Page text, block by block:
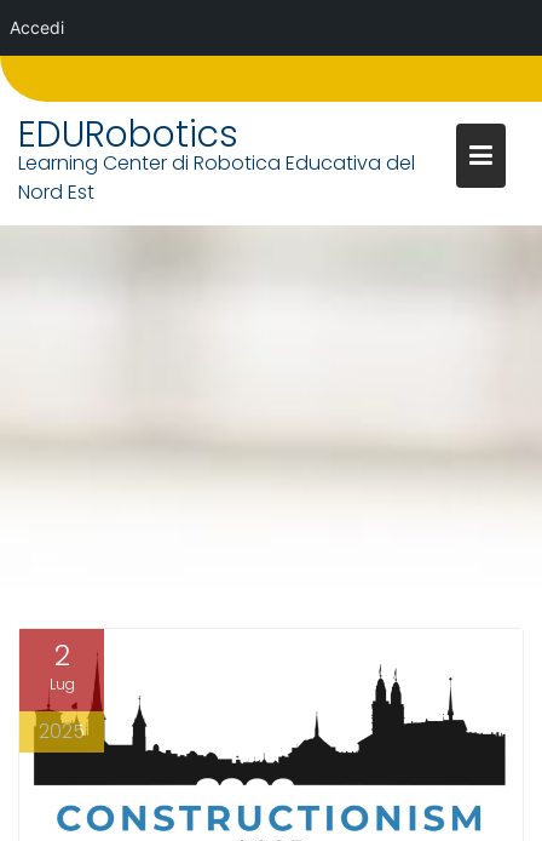
Accedi
Skip
to
content
EDURobotics
Learning Center di Robotica Educativa del
Nord Est
2
Lug
2025